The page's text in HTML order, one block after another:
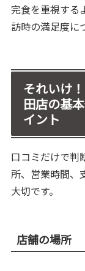
完食を重視する
訪時の満足度に
それいけ
田店の基
イント
口コミだけで判
所、営業時間、
大切です。
店舗の場所